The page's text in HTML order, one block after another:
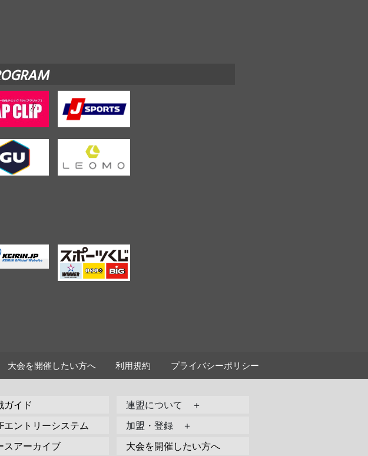
大会を開催したい方へ 利用規約 プライバシーポリシー
ガイド
エントリーシステム
スアーカイブ
連盟について ＋
加盟・登録 ＋
大会を開催したい方へ